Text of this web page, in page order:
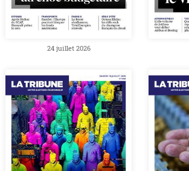
24 juillet 2026